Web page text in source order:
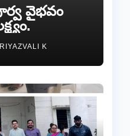
వైభవం
RIYAZVALI K